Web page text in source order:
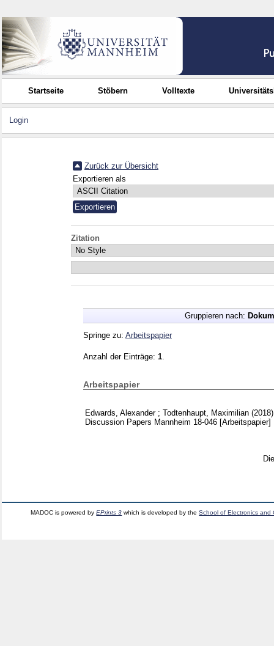
Startseite Stöbern Volltexte
Login
Zurück zur Übersicht
Exportieren als
Zitation
Gruppieren nach:
Springe zu: Arbeitspapier
Anzahl der Einträge: 1
Arbeitspapier
Edwards, Alexander; Todtenhaupt, Maximilian
Discussion Papers Mannheim 18-046 [Arbeitspapier]
MADOC is powered byEPrints 3 which is developed by theSchool of Electronics and